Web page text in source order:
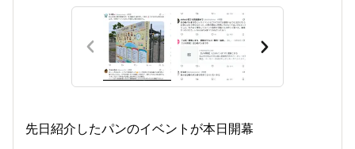
先日紹介したパンのイベントが本日開幕